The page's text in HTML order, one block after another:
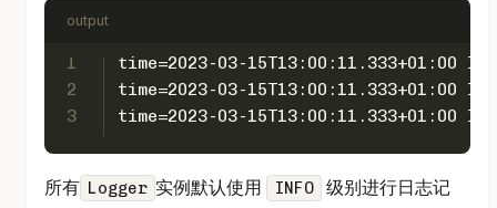
output
1
2
3
time=2023-03-15T13:00:11.333+01:00
time=2023-03-15T13:00:11.333+01:00
time=2023-03-15T13:00:11.333+01:00
所有 Logger 实例默认使用 INFO
级别进行日志记